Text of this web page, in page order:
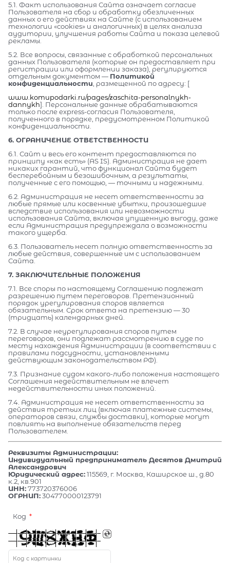
5.1. Факт использования Сайта означает согласие
Пользователя на сбор и обработку обезличенных
данных о его действиях на Сайте (с использованием
технологии «cookies» и аналогичных) в целях анализа
аудитории, улучшения работы Сайта и показа целевой
рекламы.
5.2. Все вопросы, связанные с обработкой персональных
данных Пользователя (которые он предоставляет при
регистрации или оформлении заказа), регулируются
отдельным документом — Политикой
конфиденциальности, размещенной по адресу: [
www.komupodarki.ru/pages/zaschita-personalnykh-
dannykh]. Персональные данные обрабатываются
только после express-согласия Пользователя,
полученного в порядке, предусмотренном Политикой
конфиденциальности.
6. ОГРАНИЧЕНИЕ ОТВЕТСТВЕННОСТИ
6.1. Сайт и весь его контент предоставляются по
принципу «как есть» (AS IS). Администрация не дает
никаких гарантий, что функционал Сайта будет
бесперебойным и безошибочным, а результаты,
полученные с его помощью, — точными и надежными.
6.2. Администрация не несет ответственности за
любые прямые или косвенные убытки, произошедшие
вследствие использования или невозможности
использования Сайта, включая упущенную выгоду, даже
если Администрация предупреждала о возможности
такого ущерба.
6.3. Пользователь несет полную ответственность за
любые действия, совершенные им с использованием
Сайта.
7. ЗАКЛЮЧИТЕЛЬНЫЕ ПОЛОЖЕНИЯ
7.1. Все споры по настоящему Соглашению подлежат
разрешению путем переговоров. Претензионный
порядок урегулирования споров является
обязательным. Срок ответа на претензию — 30
(тридцать) календарных дней.
7.2. В случае неурегулирования споров путем
переговоров, они подлежат рассмотрению в суде по
месту нахождения Администрации (в соответствии с
правилами подсудности, установленными
действующим законодательством РФ).
7.3. Признание судом какого-либо положения настоящего
Соглашения недействительным не влечет
недействительности иных положений.
7.4. Администрация не несет ответственности за
действия третьих лиц (включая платежные системы,
операторов связи, службы доставки), которые могут
повлиять на выполнение обязательств перед
Пользователем.
Реквизиты Администрации:
Индивидуальный предприниматель Десятов Дмитрий
Александрович
Юридический адрес:115569, г. Москва, Каширское ш., д.80
к.2, кв.901
ИНН:773720376006
ОГРНИП:304770000123791
Код